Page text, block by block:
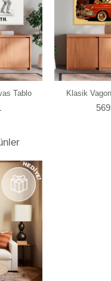
Tablo
Klasik